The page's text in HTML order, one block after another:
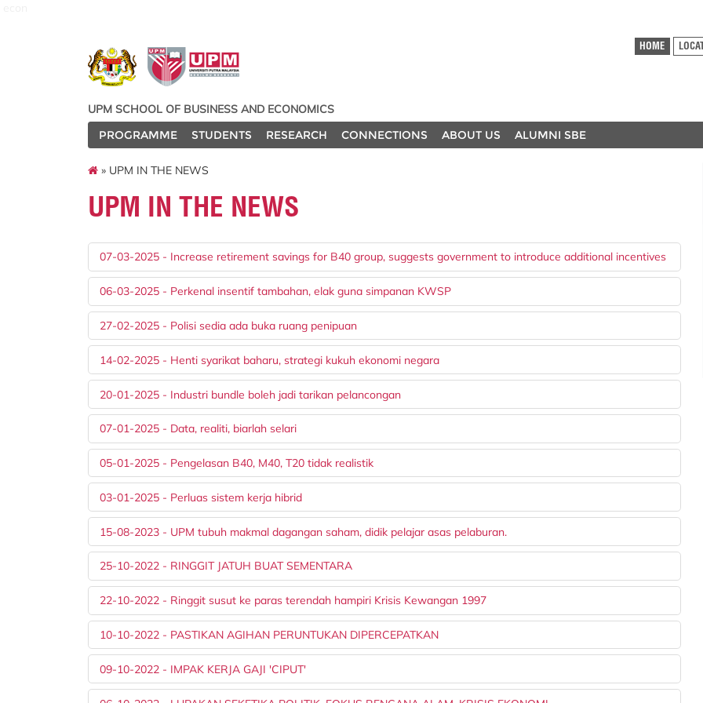
HOME
UPM SCHOOL OF BUSINESS AND ECONOMICS
PROGRAMME
STUDENTS RESEARCH CONNECTIONS ABOUT US ALUMNI SBE
» UPM IN THE NEWS
UPM IN THE NEWS
07-03-2025 - Increase retirement savings for B40 group, suggests government to introduce additional incentives
06-03-2025 - Perkenal insentif tambahan, elak guna simpanan KWSP
27-02-2025 - Polisi sedia ada buka ruang penipuan
14-02-2025 - Henti syarikat baharu, strategi kukuh ekonomi negara
20-01-2025 - Industri bundle boleh jadi tarikan pelancongan
07-01-2025 - Data, realiti, biarlah selari
05-01-2025 - Pengelasan B40, M40, T20 tidak realistik
03-01-2025 - Perluas sistem kerja hibrid
15-08-2023 - UPM tubuh makmal dagangan saham, didik pelajar asas pelaburan.
25-10-2022 - RINGGIT JATUH BUAT SEMENTARA
22-10-2022 - Ringgit susut ke paras terendah hampiri Krisis Kewangan 1997
10-10-2022 - PASTIKAN AGIHAN PERUNTUKAN DIPERCEPATKAN
09-10-2022 - IMPAK KERJA GAJI 'CIPUT'